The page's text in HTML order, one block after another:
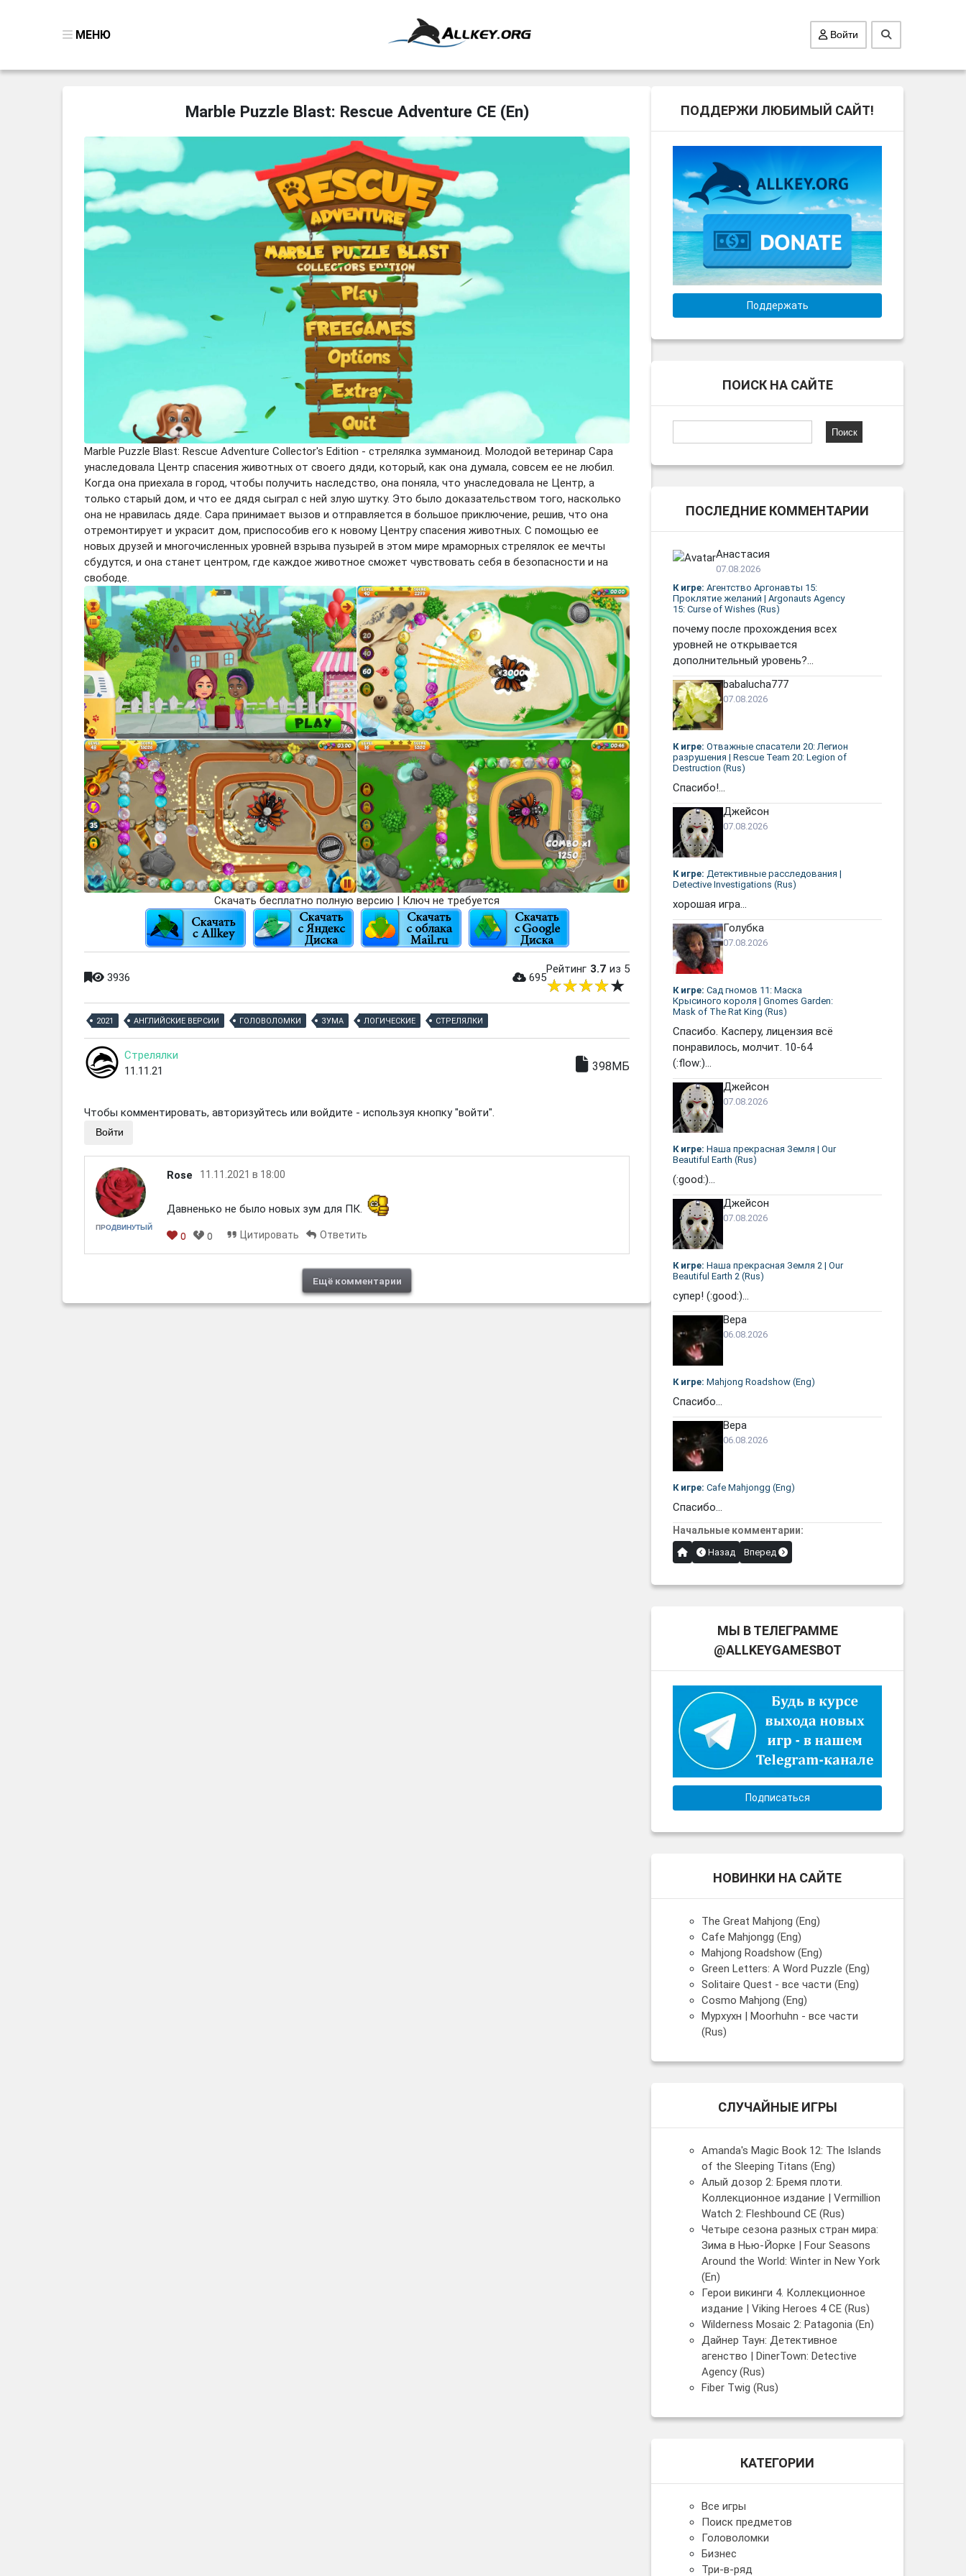
МЕНЮ
БИЗНЕС
ТРИ-В-РЯД
СТРАТЕГИИ
СТРЕЛЯЛКИ
КАК СКАЧАТЬ
Войти
Marble Puzzle Blast: Rescue Adventure CE (En)
Marble Puzzle Blast: Rescue Adventure Collector's Edition - стрелялка зумманоид. Молодой ветеринар Сара
унаследовала Центр спасения животных от своего дяди, который, как она думала, совсем ее не любил.
Когда она приехала в город, чтобы получить наследство, она поняла, что унаследовала не Центр, а
только старый дом, и что ее дядя сыграл с ней злую шутку. Это было доказательством того, насколько
она не нравилась дяде. Сара принимает вызов и отправляется в большое приключение, решив, что она
отремонтирует и украсит дом, приспособив его к новому Центру спасения животных. С помощью ее
новых друзей и многочисленных уровней взрыва пузырей в этом мире мраморных стрелялок ее мечты
сбудутся, и она станет центром, где каждое животное сможет чувствовать себя в безопасности и на
свободе.
Скачать бесплатно полную версию | Ключ не требуется
3936 695
Рейтинг 3.7 из 5
2021 АНГЛИЙСКИЕ ВЕРСИИ ГОЛОВОЛОМКИ ЗУМА ЛОГИЧЕСКИЕ СТРЕЛЯЛКИ
Стрелялки
11.11.21
398МБ
Чтобы комментировать, авторизуйтесь или войдите - используя кнопку "войти".
Войти
ПРОДВИНУТЫЙ
Rose 11.11.2021 в 18:00
Давненько не было новых зум для ПК.
0 0 Цитировать Ответить
Ещё комментарии
ПОДДЕРЖИ ЛЮБИМЫЙ САЙТ!
Поддержать
ПОИСК НА САЙТЕ
ПОСЛЕДНИЕ КОММЕНТАРИИ
Анастасия
07.08.2026
К игре: Агентство Аргонавты 15:
Проклятие желаний | Argonauts Agency
15: Curse of Wishes (Rus)
почему после прохождения всех
уровней не открывается
дополнительный уровень?...
babalucha777
07.08.2026
К игре: Отважные спасатели 20: Легион
разрушения | Rescue Team 20: Legion of
Destruction (Rus)
Спасибо!...
Джейсон
07.08.2026
К игре: Детективные расследования |
Detective Investigations (Rus)
хорошая игра...
Голубка
07.08.2026
К игре: Сад гномов 11: Маска
Крысиного короля | Gnomes Garden:
Mask of The Rat King (Rus)
Спасибо. Касперу, лицензия всё
понравилось, молчит. 10-64
(:flow:)...
Джейсон
07.08.2026
К игре: Наша прекрасная Земля | Our
Beautiful Earth (Rus)
(:good:)...
Джейсон
07.08.2026
К игре: Наша прекрасная Земля 2 | Our
Beautiful Earth 2 (Rus)
супер! (:good:)...
Вера
06.08.2026
К игре: Mahjong Roadshow (Eng)
Спасибо...
Вера
06.08.2026
К игре: Cafe Mahjongg (Eng)
Спасибо...
Начальные комментарии:
Назад Вперед
МЫ В ТЕЛЕГРАММЕ
@ALLKEYGAMESBOT
Подписаться
НОВИНКИ НА САЙТЕ
The Great Mahjong (Eng)
Cafe Mahjongg (Eng)
Mahjong Roadshow (Eng)
Green Letters: A Word Puzzle (Eng)
Solitaire Quest - все части (Eng)
Cosmo Mahjong (Eng)
Мурхухн | Moorhuhn - все части
(Rus)
СЛУЧАЙНЫЕ ИГРЫ
Amanda's Magic Book 12: The Islands
of the Sleeping Titans (Eng)
Алый дозор 2: Бремя плоти.
Коллекционное издание | Vermillion
Watch 2: Fleshbound CE (Rus)
Четыре сезона разных стран мира:
Зима в Нью-Йорке | Four Seasons
Around the World: Winter in New York
(En)
Герои викинги 4. Коллекционное
издание | Viking Heroes 4 CE (Rus)
Wilderness Mosaic 2: Patagonia (En)
Дайнер Таун: Детективное
агенство | DinerTown: Detective
Agency (Rus)
Fiber Twig (Rus)
КАТЕГОРИИ
Все игры
Поиск предметов
Головоломки
Бизнес
Три-в-ряд